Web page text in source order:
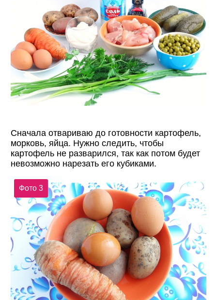
Сначала отвариваю до готовности картофель,
морковь, яйца. Нужно следить, чтобы
картофель не разварился, так как потом будет
невозможно нарезать его кубиками.
Фото 3